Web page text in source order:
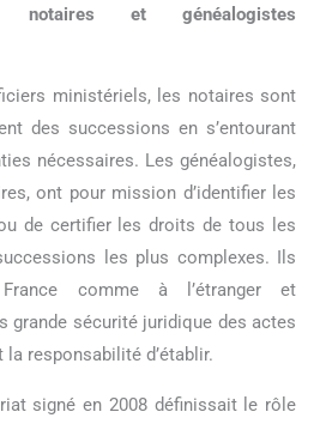
notaires et généalogistes
ministériels, les notaires sont
des successions en s’entourant
nécessaires. Les généalogistes,
ont pour mission d’identifier les
de certifier les droits de tous les
les plus complexes. Ils
comme à l’étranger et
grande sécurité juridique des actes
responsabilité d’établir.
signé en 2008 définissait le rôle